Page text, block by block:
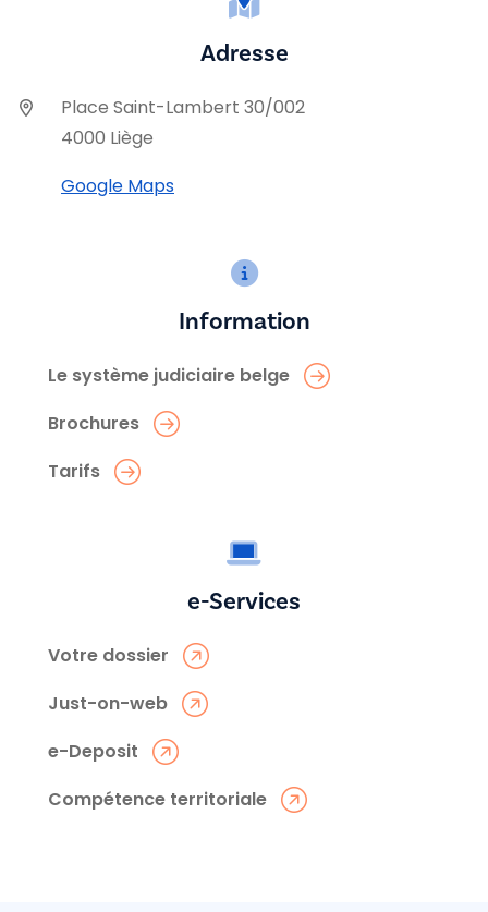
Adresse
Place Saint-Lambert 30/002
4000 Liège
Google Maps
Information
Le système judiciaire belge
Brochures
Tarifs
e-Services
Votre dossier
Just-on-web
e-Deposit
Compétence territoriale